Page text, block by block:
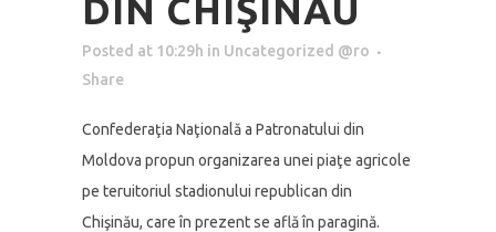
DIN CHIŞINĂU
Posted at 10:29h in Uncategorized @ro
Share
Confederaţia Naţională a Patronatului din
Moldova propun organizarea unei piaţe agricole
pe teruitoriul stadionului republican din
Chişinău, care în prezent se află în paragină.